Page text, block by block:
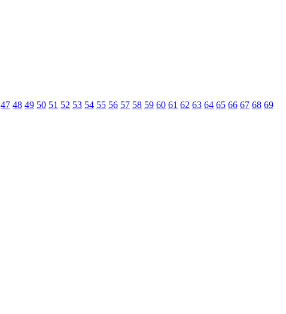
47 48 49 50 51 52 53 54 55 56 57 58 59 60 61 62 63 64 65 66 67 68 69